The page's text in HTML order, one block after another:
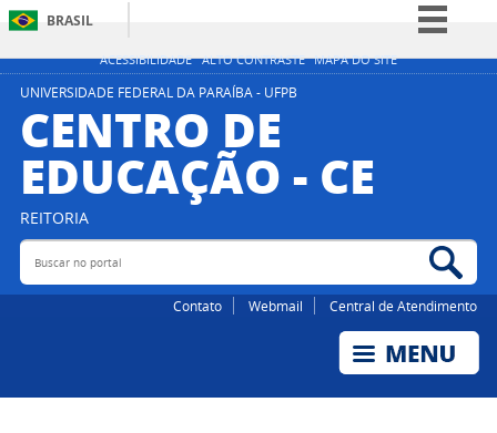
ACESSIBILIDADE ALTO CONTRASTE MAPA DO SITE
BRASIL
Simplifique!
Acesso à informação
Legislação
UNIVERSIDADE FEDERAL DA PARAÍBA - UFPB
CENTRO DE
EDUCAÇÃO - CE
REITORIA
Buscar no portal
Contato Webmail Central de Atendimento